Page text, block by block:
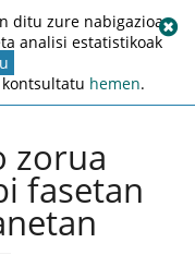
zorua
fasetan
ditu zure nabigazioa
analisi estatistikoak
hemen.